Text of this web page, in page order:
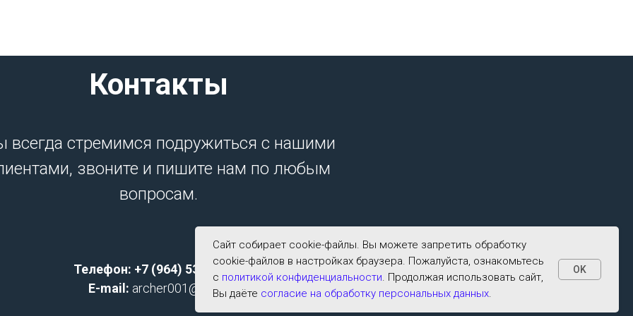
Контакты
всегда стремимся подружиться с нашими
звоните и пишите нам по любым
вопросам.
Телефон: +7 (964) 533-2591;
E-mail: archer001@list.ru
Сайт собирает cookie-файлы. Вы можете запретить обработку
cookie-файлов в настройках браузера. Пожалуйста, ознакомьтесь
с политикой конфиденциальности. Продолжая использовать сайт,
Вы даёте согласие на обработку персональных данных.
OK